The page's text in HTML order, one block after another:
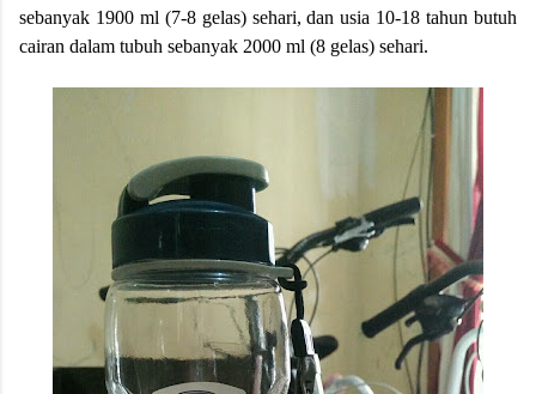
sebanyak 1900 ml (7-8 gelas) sehari, dan usia 10-18 tahun butuh
cairan dalam tubuh sebanyak 2000 ml (8 gelas) sehari.